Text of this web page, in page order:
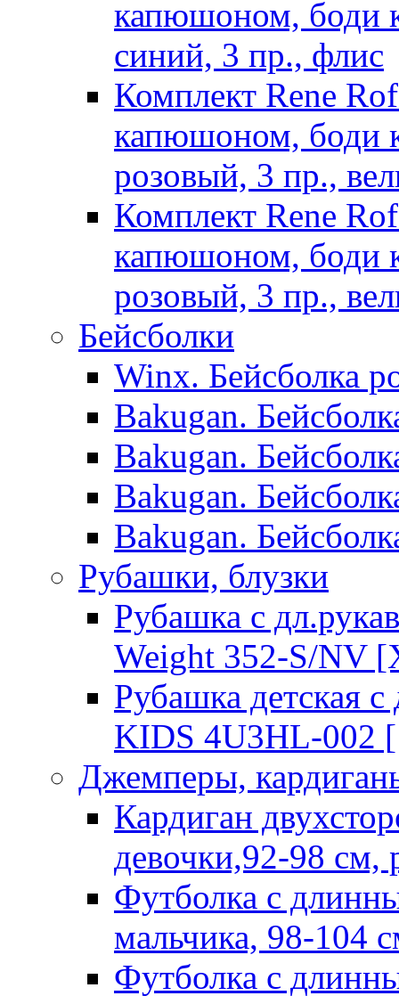
капюшоном, боди
синий, 3 пр., флис
Комплект Rene
капюшоном, боди
розовый, 3 пр.,
Комплект Rene
капюшоном, боди
розовый, 3 пр.,
Бейсболки
Winx. Бейсболка
Bakugan.
Bakugan.
Bakugan.
Bakugan.
Рубашки, блузки
Рубашка с
Weight 352-S/NV
Рубашка детская
KIDS 4U3HL-002
Джемперы,
Кардиган
девочки,92-98 см,
Футболка с
мальчика, 98-104
Футболка с